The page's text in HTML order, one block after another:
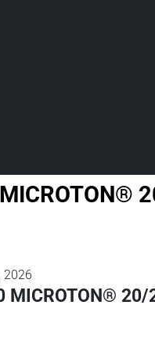
2026
MICROTON® 20/